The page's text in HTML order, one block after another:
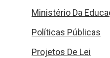
Ministério Da
Políticas Públicas
Projetos De Lei